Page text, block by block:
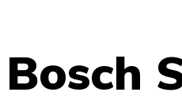
Bosch